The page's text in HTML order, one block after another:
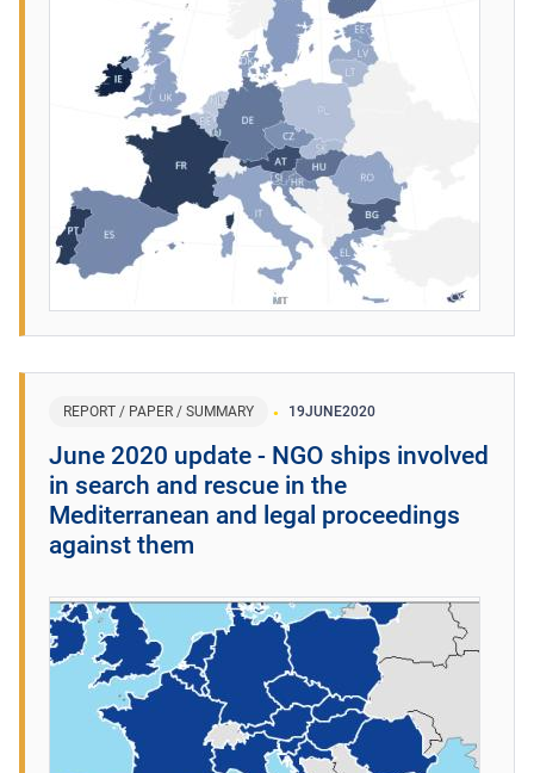
REPORT / PAPER / SUMMARY 19JUNE2020
June 2020 update - NGO ships involved
in search and rescue in the
Mediterranean and legal proceedings
against them